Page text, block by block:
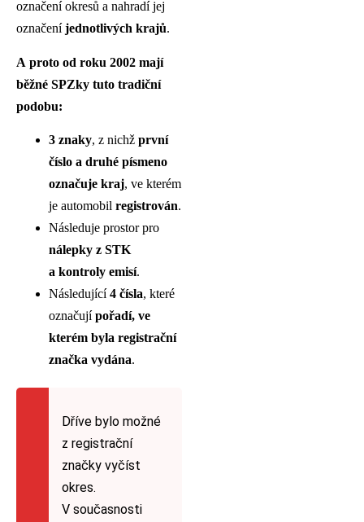
označení okresů a nahradí jej
označeníjednotlivých krajů.
A proto od roku 2002 mají
běžné SPZky tuto tradiční
podobu:
3 znaky, z nichž první
číslo a druhé písmeno
označuje kraj, ve kterém
je automobil registrován.
Následuje prostor pro
nálepky z STK
a kontroly emisí.
Následující4 čísla, které
označujípořadí, ve
kterém byla registrační
značka vydána.
Dříve bylo možné
z registrační
značky vyčíst
okres.
V současnosti